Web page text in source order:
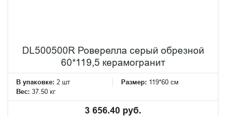
DL500500R Роверелла серый обрезной
60*119,5 керамогранит
В упаковке: 2 шт Размер: 119*60 см
Вес: 37.50 кг
3 656.40 руб.